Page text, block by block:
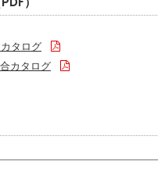
タログ
カタログ